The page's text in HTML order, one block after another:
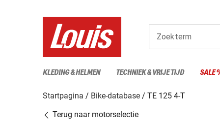
Zoekterm
KLEDING & HELMEN TECHNIEK & VRIJE TIJD SALE
Startpagina Bike-database
TE 125 4-T
Terug naar motorselectie